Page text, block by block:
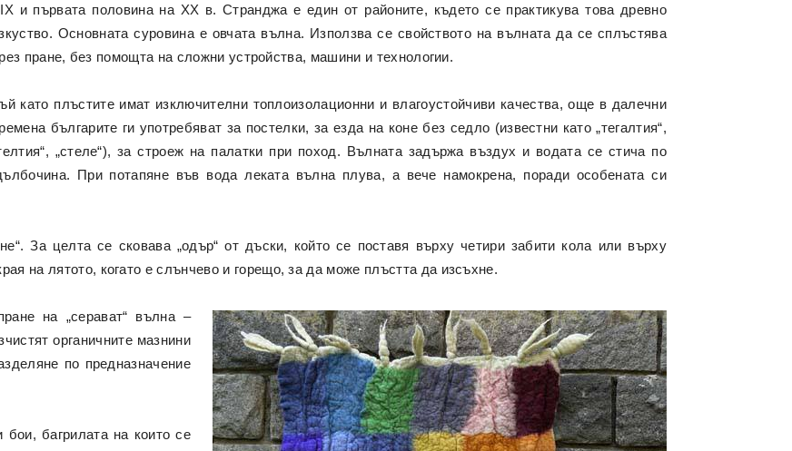
и първата половина на XX в. Странджа е един от районите, където се практикува това древно
Основната суровина е овчата вълна. Използва се свойството на вълната да се сплъстява
пране, без помощта на сложни устройства, машини и технологии.
като плъстите имат изключителни топлоизолационни и влагоустойчиви качества, още в далечни
българите ги употребяват за постелки, за езда на коне без седло (известни като „тегалтия“,
„стеле“), за строеж на палатки при поход. Вълната задържа въздух и водата се стича по
При потапяне във вода леката вълна плува, а вече намокрена, поради особената си
За целта се сковава „одър“ от дъски, който се поставя върху четири забити кола или върху
на лятото, когато е слънчево и горещо, за да може плъстта да изсъхне.
на „серават“ вълна –
органичните мазнини
по предназначение
багрилата на които се